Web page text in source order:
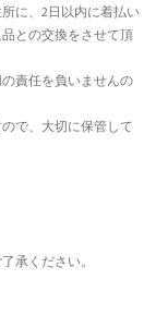
に、2日以内に着払い
との交換をさせて頂
責任を負いませんの
で、大切に保管して
承ください。